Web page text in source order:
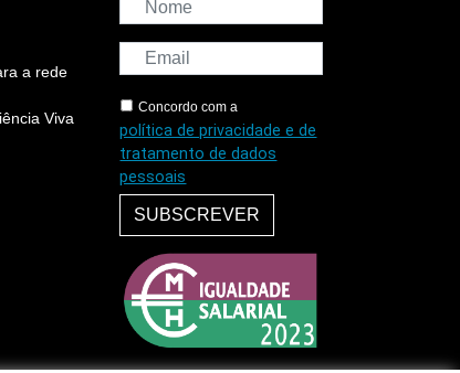
a rede
Viva
Concordo com a
política de privacidade e de
tratamento de dados
pessoais
SUBSCREVER